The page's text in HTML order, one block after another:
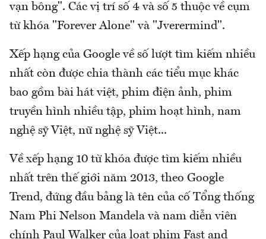
vạn bông". Các vị trí số 4 và số 5 thuộc về cụm
từ khóa "Forever Alone" và "Jverermind".
Xếp hạng của Google về số lượt tìm kiếm nhiều
nhất còn được chia thành các tiểu mục khác
bao gồm bài hát việt, phim điện ảnh, phim
truyền hình nhiều tập, phim hoạt hình, nam
nghệ sỹ Việt, nữ nghệ sỹ Việt...
Về xếp hạng 10 từ khóa được tìm kiếm nhiều
nhất trên thế giới năm 2013, theo Google
Trend, đứng đầu bảng là tên của cố Tổng thống
Nam Phi Nelson Mandela và nam diễn viên
chính Paul Walker của loạt phim Fast and